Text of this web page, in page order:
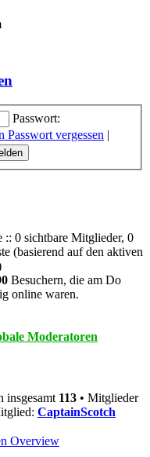
Passwort:
Passwort vergessen |
:: 0 sichtbare Mitglieder, 0
(basierend auf den aktiven
Besuchern, die am Do
online waren.
Moderatoren
insgesamt 113 • Mitglieder
CaptainScotch
Overview